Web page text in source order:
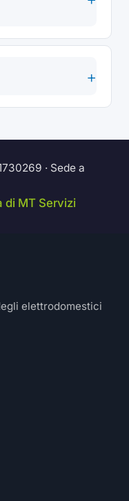
· Sede a
di MT Servizi
elettrodomestici